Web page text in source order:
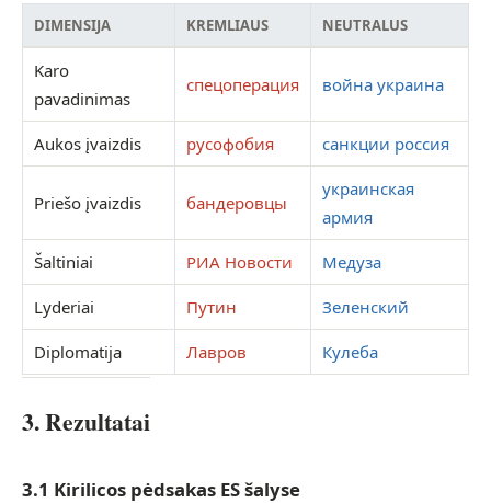
DIMENSIJA KREMLIAUS NEUTRALUS
Karo
pavadinimas
спецоперация война украина
Aukos įvaizdis русофобия санкции россия
Priešo įvaizdis бандеровцы
украинская
армия
Šaltiniai РИА Новости Медуза
Lyderiai Путин Зеленский
Diplomatija Лавров Кулеба
3. Rezultatai
3.1 Kirilicos pėdsakas ES šalyse